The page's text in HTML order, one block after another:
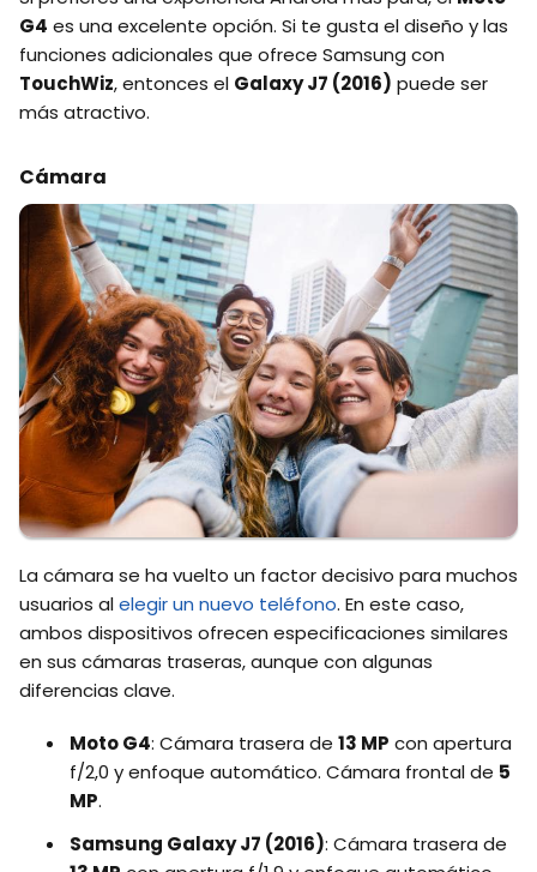
G4 es una excelente opción. Si te gusta el diseño y las
funciones adicionales que ofrece Samsung con
TouchWiz, entonces el Galaxy J7 (2016) puede ser
más atractivo.
Cámara
La cámara se ha vuelto un factor decisivo para muchos
usuarios alelegir un nuevo teléfono. En este caso,
ambos dispositivos ofrecen especificaciones similares
en sus cámaras traseras, aunque con algunas
diferencias clave.
Moto G4: Cámara trasera de 13 MP con apertura
f/2,0 y enfoque automático. Cámara frontal de 5
MP.
Samsung Galaxy J7 (2016): Cámara trasera de